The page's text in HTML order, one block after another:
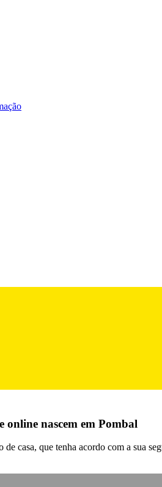
online nascem em Pombal
casa, que tenha acordo com a sua